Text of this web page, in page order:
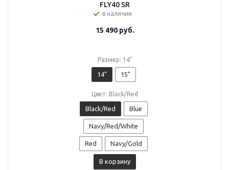
FLY40 SR
в наличии
15 490руб.
Размер: 14"
14" 15"
Цвет: Black/Red
Black/Red Blue
Navy/Red/White
Red Navy/Gold
В корзину